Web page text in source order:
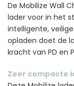
De Mobilize Wall
lader voor in het
intelligente,
opladen doet de
kracht van PD en
Zeer compacte